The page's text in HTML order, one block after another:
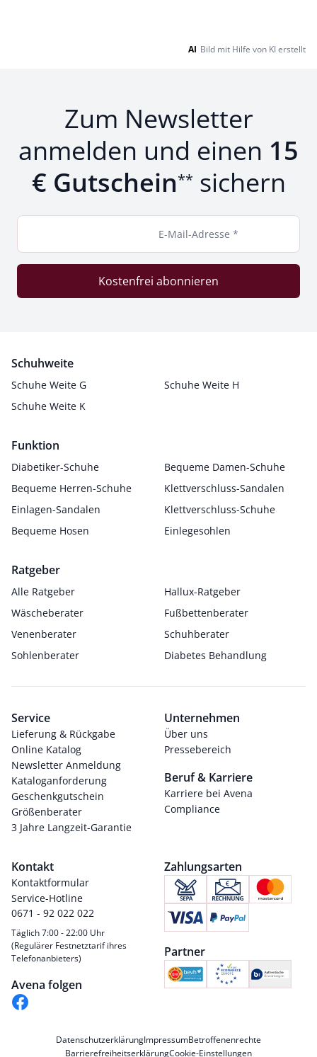
AI Bild mit Hilfe von KI erstellt
Zum Newsletter
anmelden und einen 15
€ Gutschein** sichern
E-Mail-Adresse *
Kostenfrei abonnieren
Schuhweite
Schuhe Weite G
Schuhe Weite H
Schuhe Weite K
Funktion
Diabetiker-Schuhe
Bequeme Damen-Schuhe
Bequeme Herren-Schuhe
Klettverschluss-Sandalen
Einlagen-Sandalen
Klettverschluss-Schuhe
Bequeme Hosen
Einlegesohlen
Ratgeber
Alle Ratgeber
Hallux-Ratgeber
Wäscheberater
Fußbettenberater
Venenberater
Schuhberater
Sohlenberater
Diabetes Behandlung
Service
Lieferung & Rückgabe
Online Katalog
Newsletter Anmeldung
Kataloganforderung
Geschenkgutschein
Größenberater
3 Jahre Langzeit-Garantie
Unternehmen
Über uns
Pressebereich
Beruf & Karriere
Karriere bei Avena
Compliance
Kontakt
Kontaktformular
Service-Hotline
0671 - 92 022 022
Täglich 7:00 - 22:00 Uhr
(Regulärer Festnetztarif ihres
Telefonanbieters)
Avena folgen
Zahlungsarten
Partner
DatenschutzerklärungImpressumBetroffenenrechte
BarrierefreiheitserklärungCookie-Einstellungen